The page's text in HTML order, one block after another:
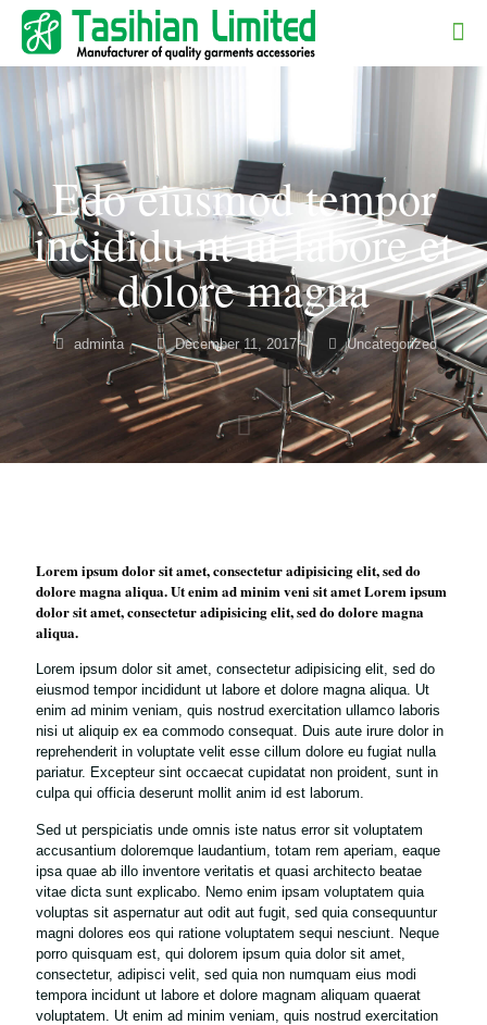
Edo eiusmod tempor
incididu nt ut labore et
dolore magna
adminta December 11, 2017 Uncategorized
Lorem ipsum dolor sit amet, consectetur adipisicing elit, sed do
dolore magna aliqua. Ut enim ad minim veni sit amet Lorem ipsum
dolor sit amet, consectetur adipisicing elit, sed do dolore magna
aliqua.
Lorem ipsum dolor sit amet, consectetur adipisicing elit, sed do
eiusmod tempor incididunt ut labore et dolore magna aliqua. Ut
enim ad minim veniam, quis nostrud exercitation ullamco laboris
nisi ut aliquip ex ea commodo consequat. Duis aute irure dolor in
reprehenderit in voluptate velit esse cillum dolore eu fugiat nulla
pariatur. Excepteur sint occaecat cupidatat non proident, sunt in
culpa qui officia deserunt mollit anim id est laborum.
Sed ut perspiciatis unde omnis iste natus error sit voluptatem
accusantium doloremque laudantium, totam rem aperiam, eaque
ipsa quae ab illo inventore veritatis et quasi architecto beatae
vitae dicta sunt explicabo. Nemo enim ipsam voluptatem quia
voluptas sit aspernatur aut odit aut fugit, sed quia consequuntur
magni dolores eos qui ratione voluptatem sequi nesciunt. Neque
porro quisquam est, qui dolorem ipsum quia dolor sit amet,
consectetur, adipisci velit, sed quia non numquam eius modi
tempora incidunt ut labore et dolore magnam aliquam quaerat
voluptatem. Ut enim ad minim veniam, quis nostrud exercitation